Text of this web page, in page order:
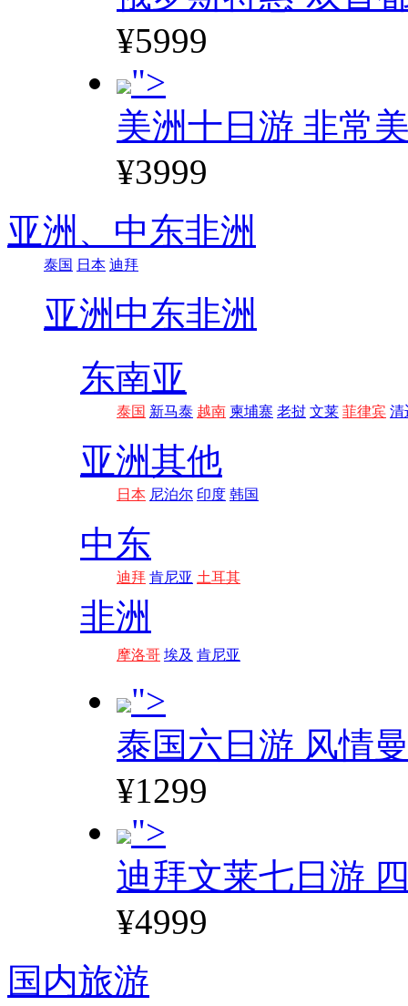
¥5999
">
美洲十日游 非常
¥3999
亚洲、 中东非洲
泰国 日本 迪拜
亚洲 中东非洲
东南亚
泰国 新马泰 越南 柬埔寨 老挝 文莱 菲律宾 清
亚洲其他
日本 尼泊尔 印度 韩国
中东
迪拜 肯尼亚 土耳其
非洲
摩洛哥 埃及 肯尼亚
">
泰国六日游 风情
¥1299
">
迪拜文莱七日游
¥4999
国内旅游